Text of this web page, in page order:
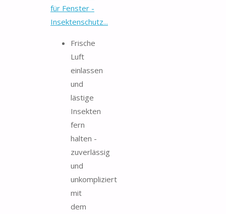
für Fenster -
Insektenschutz...
Frische
Luft
einlassen
und
lästige
Insekten
fern
halten -
zuverlässig
und
unkompliziert
mit
dem